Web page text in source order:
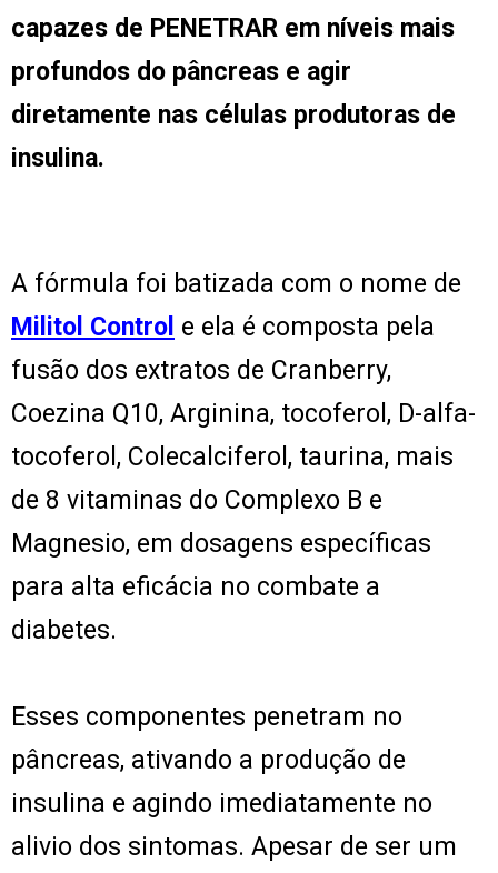
capazes de PENETRAR em níveis mais
profundos do pâncreas e agir
diretamente nas células produtoras de
insulina.
A fórmula foi batizada com o nome de
Militol Control e ela é composta pela
fusão dos extratos de Cranberry,
Coezina Q10, Arginina, tocoferol, D-alfa-
tocoferol, Colecalciferol, taurina, mais
de 8 vitaminas do Complexo B e
Magnesio, em dosagens específicas
para alta eficácia no combate a
diabetes.
Esses componentes penetram no
pâncreas, ativando a produção de
insulina e agindo imediatamente no
alivio dos sintomas. Apesar de ser um